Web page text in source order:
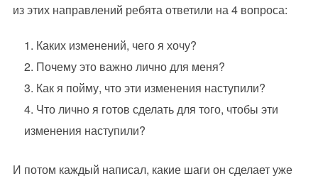
из этих направлений ребята ответили на 4 вопроса:
Каких изменений, чего я хочу?
Почему это важно лично для меня?
Как я пойму, что эти изменения наступили?
Что лично я готов сделать для того, чтобы эти
изменения наступили?
И потом каждый написал, какие шаги он сделает уже